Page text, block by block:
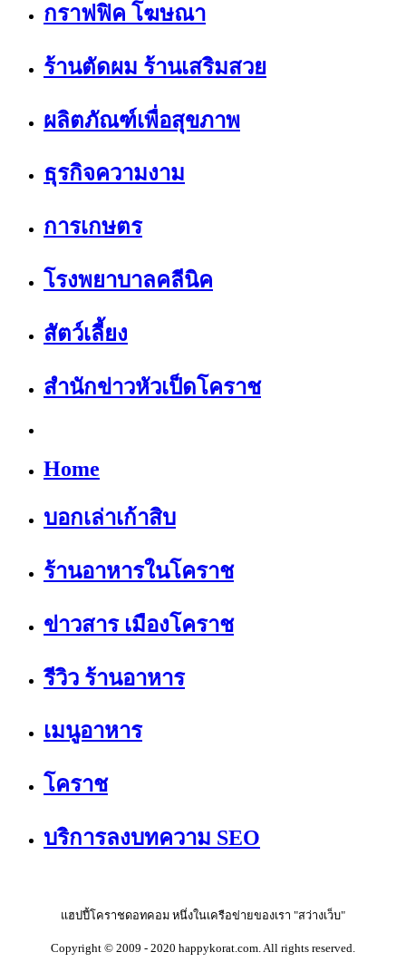
กราฟฟิค โฆษณา
ร้านตัดผม ร้านเสริมสวย
ผลิตภัณฑ์เพื่อสุขภาพ
ธุรกิจความงาม
การเกษตร
โรงพยาบาลคลีนิค
สัตว์เลี้ยง
สำนักข่าวหัวเป็ดโคราช
Home
บอกเล่าเก้าสิบ
ร้านอาหารในโคราช
ข่าวสาร เมืองโคราช
รีวิว ร้านอาหาร
เมนูอาหาร
โคราช
บริการลงบทความ SEO
แฮปปี้โคราชดอทคอม หนึ่งในเครือข่ายของเรา "สว่างเว็บ"
Copyright © 2009 - 2020 happykorat.com. All rights reserved.